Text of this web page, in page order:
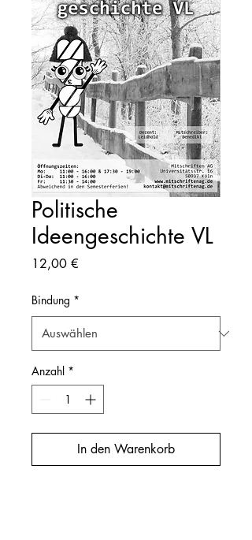
Politische
Ideengeschichte VL
12,00 €
Bindung *
Anzahl *
In den Warenkorb